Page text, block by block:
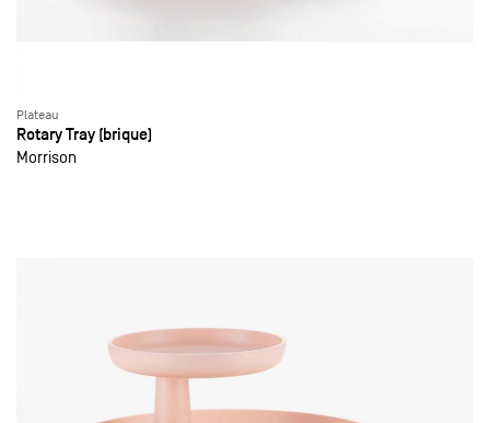
Plateau
Rotary Tray (brique)
Morrison